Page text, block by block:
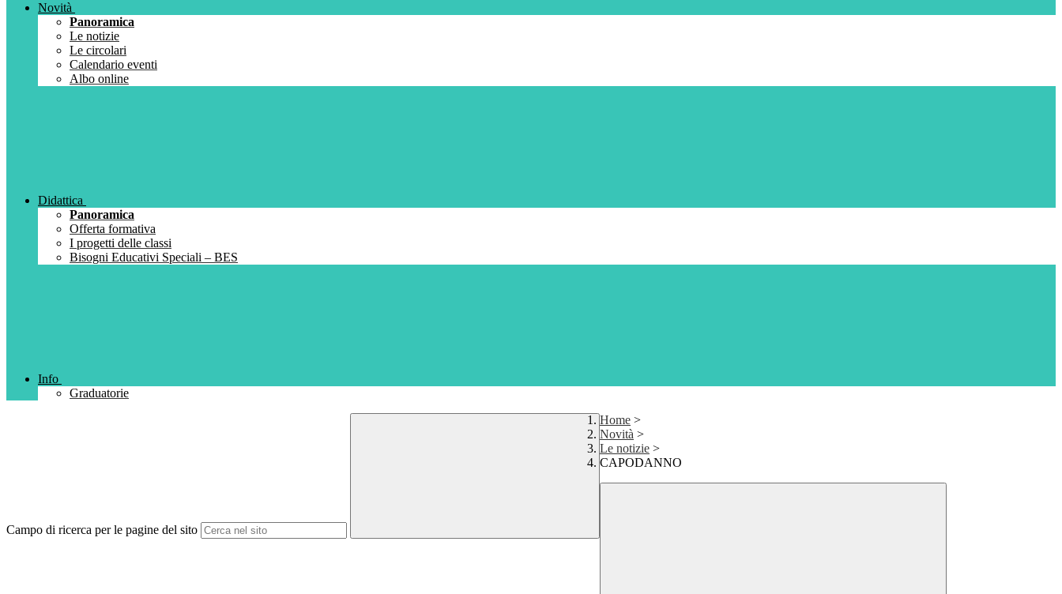
Novità
Panoramica
Le notizie
Le circolari
Calendario eventi
Albo online
Didattica
Panoramica
Offerta formativa
I progetti delle classi
Bisogni Educativi Speciali – BES
Info
Graduatorie
Campo di ricerca per le pagine del sito
Home >
Novità >
Le notizie >
CAPODANNO